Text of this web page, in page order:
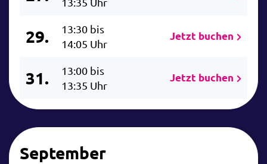
29.
13:30 bis
14:05 Uhr
Jetzt buchen
31.
13:00 bis
13:35 Uhr
Jetzt buchen
September